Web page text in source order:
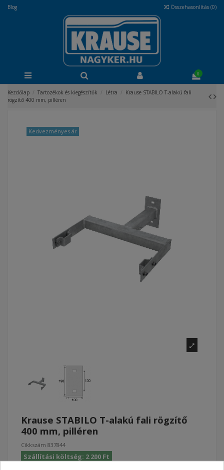
Blog Összehasonlítás (0)
0
Kezdőlap Tartozékok és kiegészítők Létra
Krause STABILO T-alakú fali
rögzítő 400 mm, pilléren
Kedvezményes ár
Krause STABILO T-alakú fali rögzítő
400 mm, pilléren
Cikkszám 837844
Szállítási költség: 2 200 Ft